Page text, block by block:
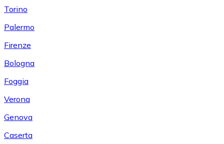
Torino
Palermo
Firenze
Bologna
Foggia
Verona
Genova
Caserta